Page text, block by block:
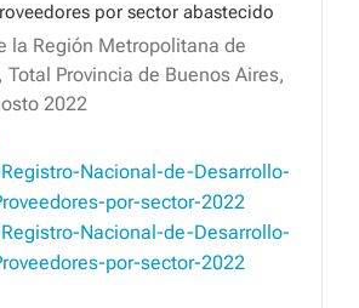
por sector abastecido
la Región Metropolitana de
Total Provincia de Buenos Aires,
2022
Nacional-de-Desarrollo-
por-sector-2022
Nacional-de-Desarrollo-
por-sector-2022